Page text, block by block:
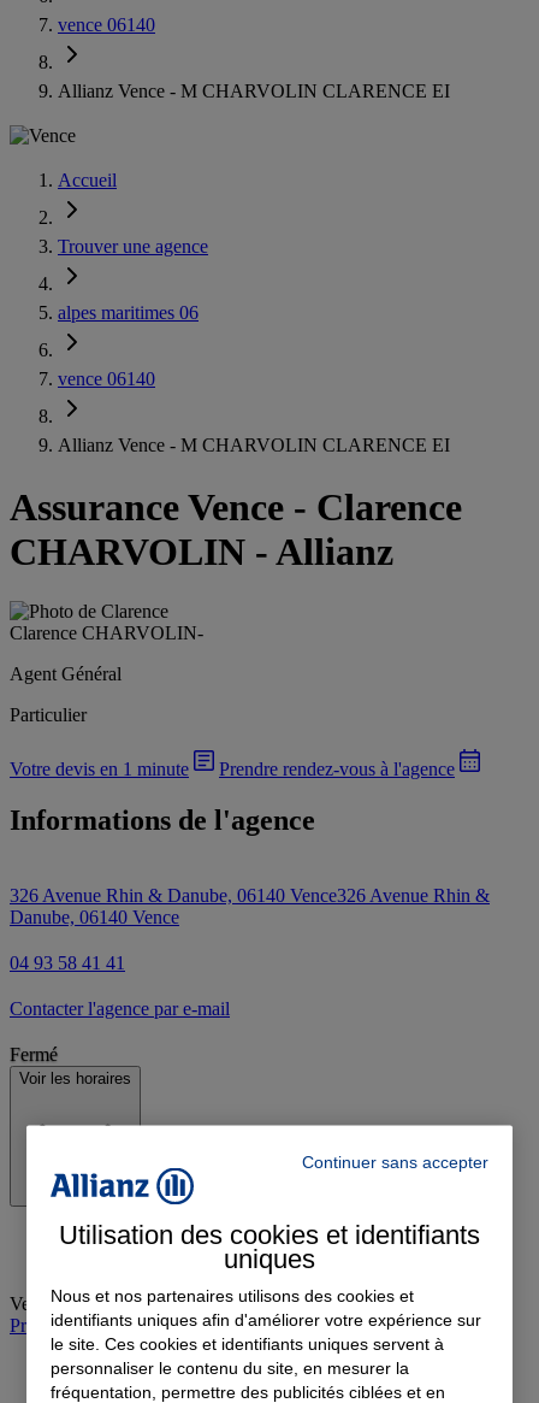
vence 06140
Allianz Vence - M CHARVOLIN CLARENCE EI
Accueil
Trouver une agence
alpes maritimes 06
vence 06140
Allianz Vence - M CHARVOLIN CLARENCE EI
Assurance Vence - Clarence
CHARVOLIN - Allianz
Clarence CHARVOLIN-
Agent Général
Particulier
Votre devis en 1 minute Prendre rendez-vous à l'agence
Informations de l'agence
326 Avenue Rhin & Danube, 06140 Vence326 Avenue Rhin &
Danube, 06140 Vence
04 93 58 41 41
Contacter l'agence par e-mail
Fermé
Voir les horaires
Vendredi: 09:00-12:30, 14:00-16:30
Prendre rendez-vous à l'agence
Continuer sans accepter
Utilisation des cookies et identifiants
uniques
Nous et nos partenaires utilisons des cookies et
identifiants uniques afin d'améliorer votre expérience sur
le site. Ces cookies et identifiants uniques servent à
personnaliser le contenu du site, en mesurer la
fréquentation, permettre des publicités ciblées et en